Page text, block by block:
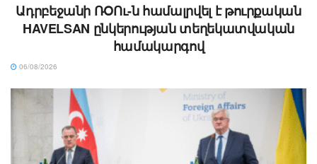
Ադրբեջանի ՌՕՈւ-ն համալրվել է թուրքական
HAVELSAN ընկերության տեղեկատվական
համակարգով
06/08/2026